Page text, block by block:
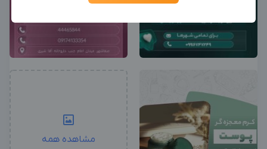
مشاهده همه
جدیدترین آگهی‌های استخدامی را ببینید
بزرگترین پیج ادمینی بزرگترین کانال ادمینی